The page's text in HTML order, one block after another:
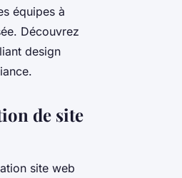
équipes à
Découvrez
design
de site
site web